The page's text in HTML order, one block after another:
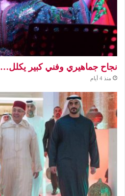
نجاح جماهيري وفني كبير يكلل…
منذ 4 أيام